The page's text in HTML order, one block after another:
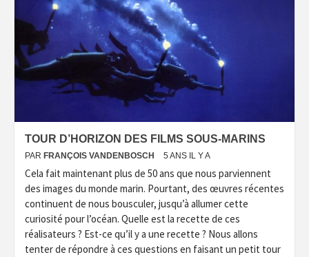
TOUR D’HORIZON DES FILMS SOUS-MARINS
PAR FRANÇOIS VANDENBOSCH 5 ANS IL Y A
Cela fait maintenant plus de 50 ans que nous parviennent
des images du monde marin. Pourtant, des œuvres récentes
continuent de nous bousculer, jusqu’à allumer cette
curiosité pour l’océan. Quelle est la recette de ces
réalisateurs ? Est-ce qu’il y a une recette ? Nous allons
tenter de répondre à ces questions en faisant un petit tour